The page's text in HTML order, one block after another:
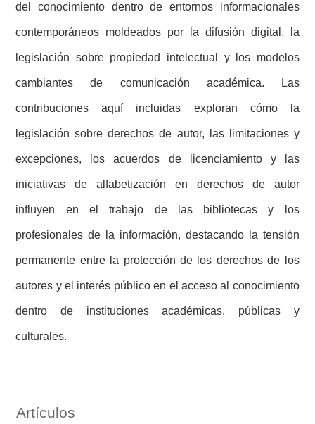
del conocimiento dentro de entornos informacionales
contemporáneos moldeados por la difusión digital, la
legislación sobre propiedad intelectual y los modelos
cambiantes de comunicación académica. Las
contribuciones aquí incluidas exploran cómo la
legislación sobre derechos de autor, las limitaciones y
excepciones, los acuerdos de licenciamiento y las
iniciativas de alfabetización en derechos de autor
influyen en el trabajo de las bibliotecas y los
profesionales de la información, destacando la tensión
permanente entre la protección de los derechos de los
autores y el interés público en el acceso al conocimiento
dentro de instituciones académicas, públicas y
culturales.
Artículos